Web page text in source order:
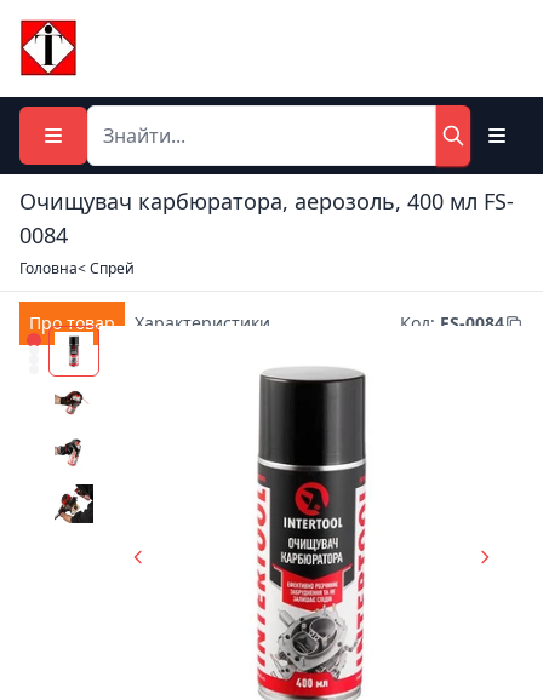
Очищувач карбюратора, аерозоль, 400 мл FS-
0084
Головна< Спрей
Про товар Характеристики Код: FS-0084